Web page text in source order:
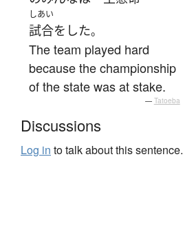
しあい
試合を した。
The team played hard
because the championship
of the state was at stake.
— Tatoeba
Discussions
Log in to talk about this sentence.